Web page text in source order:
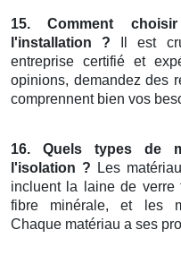
15. Comment
l'installation ? Il est
entreprise certifié et
opinions, demandez des
comprennent bien vos
16. Quels types de
l'isolation ? Les
incluent la laine de
fibre minérale, et les
Chaque matériau a ses